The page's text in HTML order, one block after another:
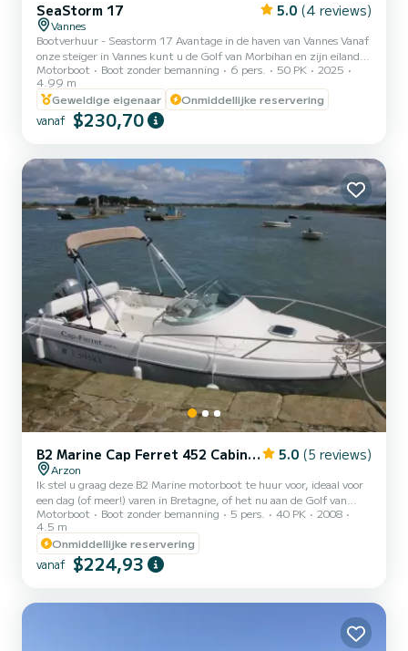
SeaStorm 17 5.0 (4 reviews)
Vannes
Bootverhuur - Seastorm 17 Avantage in de haven van Vannes Vanaf
onze steiger in Vannes kunt u de Golf van Morbihan en zijn eilanden
ontdekken aan boord van een Seastorm 17 Avantage. Gemakkelijk
te hanteren en uitgerust met een 50 pk motor, deze compacte
boot van 5 meter biedt plaats aan maximaal 6 personen. Aan boord
geniet u van comfortabele bekleding. Wat navigatie betreft, de
GPS/kaartplotter en de dieptemeter garanderen u veiligheid en
Motorboot Boot zonder bemanning 6 pers. 50 PK
2025
4.99 m
Geweldige eigenaar
Onmiddellijke reservering
vanaf $230,70
B2 Marine Cap Ferret 452 Cabin Cruiser 5.0 (5 reviews)
Arzon
Ik stel u graag deze B2 Marine motorboot te huur voor, ideaal voor
een dag (of meer!) varen in Bretagne, of het nu aan de Golf van
Morbihan of de Atlantische Oceaan is. Geschikt om te vissen:
uitgerust met een GPS Echomap, om visbanken te lokaliseren, en
hengelhouders. Perfecte staat: recente, goed onderhouden boot,
met beschikbare kinderreddingsvesten. Op de trailer wordt de
boot te water gelaten volgens de behoeften. Comfort aan boord:
Motorboot Boot zonder bemanning 5 pers. 40 PK
2008
4.5 m
Onmiddellijke reservering
vanaf $224,93